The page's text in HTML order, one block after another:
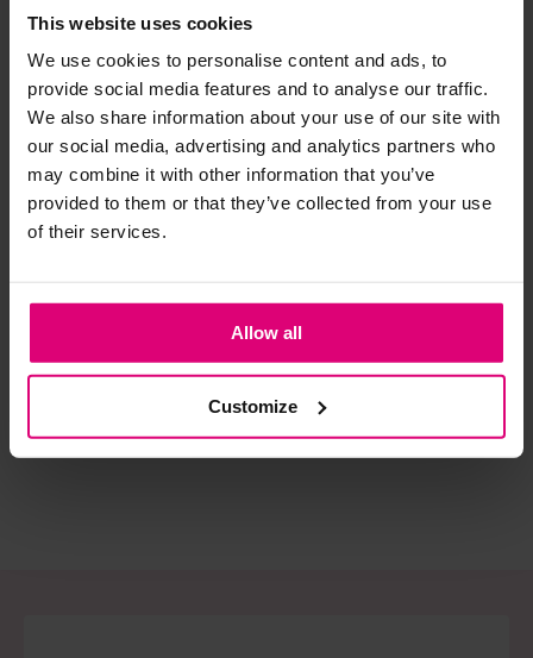
This website uses cookies
We use cookies to personalise content and ads, to
provide social media features and to analyse our traffic.
We also share information about your use of our site with
our social media, advertising and analytics partners who
may combine it with other information that you’ve
provided to them or that they’ve collected from your use
of their services.
Allow all
Customize
Strijkijzer/droogtrommel:
Kledingstukken met elastine zijn niet bestand tegen de hitte
van het strijkijzer en/of de droogtrommel. Ook in veel
spijkerbroeken is elastine (stretch) verwerkt en mogen dus
niet gestreken worden en/of in de droogtrommel.
Twijfels? Wij staan klaar voor advies op maat.
Barrel bruin
€ 169,90
a-lijn